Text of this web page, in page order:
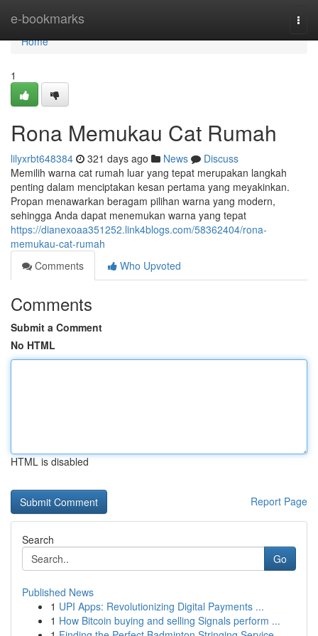
e-bookmarks
Home
Home
1
Rona Memukau Cat Rumah
lilyxrbt648384 321 days ago News
Discuss
Memilih warna cat rumah luar yang tepat merupakan langkah
penting dalam menciptakan kesan pertama yang meyakinkan.
Propan menawarkan beragam pilihan warna yang modern,
sehingga Anda dapat menemukan warna yang tepat
https://dianexoaa351252.link4blogs.com/58362404/rona-
memukau-cat-rumah
Comments
Who Upvoted
Comments
Submit a Comment
No HTML
HTML is disabled
Report Page
Search
Go
Published News
1 UPI Apps: Revolutionizing Digital Payments ...
1 How Bitcoin buying and selling Signals perform ...